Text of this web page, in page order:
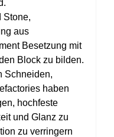
Stone,
aus
Besetzung mit
Block zu bilden.
Schneiden,
haben
hochfeste
und Glanz zu
zu verringern